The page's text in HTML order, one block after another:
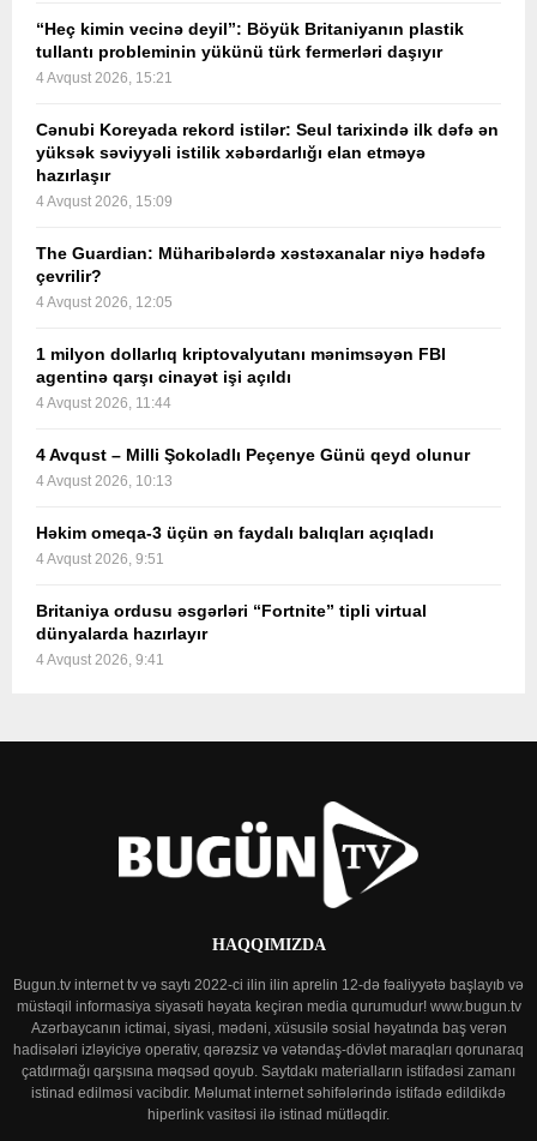
“Heç kimin vecinə deyil”: Böyük Britaniyanın plastik
tullantı probleminin yükünü türk fermerləri daşıyır
4 Avqust 2026, 15:21
Cənubi Koreyada rekord istilər: Seul tarixində ilk dəfə ən
yüksək səviyyəli istilik xəbərdarlığı elan etməyə
hazırlaşır
4 Avqust 2026, 15:09
The Guardian: Müharibələrdə xəstəxanalar niyə hədəfə
çevrilir?
4 Avqust 2026, 12:05
1 milyon dollarlıq kriptovalyutanı mənimsəyən FBI
agentinə qarşı cinayət işi açıldı
4 Avqust 2026, 11:44
4 Avqust – Milli Şokoladlı Peçenye Günü qeyd olunur
4 Avqust 2026, 10:13
Həkim omeqa-3 üçün ən faydalı balıqları açıqladı
4 Avqust 2026, 9:51
Britaniya ordusu əsgərləri “Fortnite” tipli virtual
dünyalarda hazırlayır
4 Avqust 2026, 9:41
HAQQIMIZDA
Bugun.tv internet tv və saytı 2022-ci ilin ilin aprelin 12-də fəaliyyətə başlayıb və
müstəqil informasiya siyasəti həyata keçirən media qurumudur! www.bugun.tv
Azərbaycanın ictimai, siyasi, mədəni, xüsusilə sosial həyatında baş verən
hadisələri izləyiciyə operativ, qərəzsiz və vətəndaş-dövlət maraqları qorunaraq
çatdırmağı qarşısına məqsəd qoyub. Saytdakı materialların istifadəsi zamanı
istinad edilməsi vacibdir. Məlumat internet səhifələrində istifadə edildikdə
hiperlink vasitəsi ilə istinad mütləqdir.